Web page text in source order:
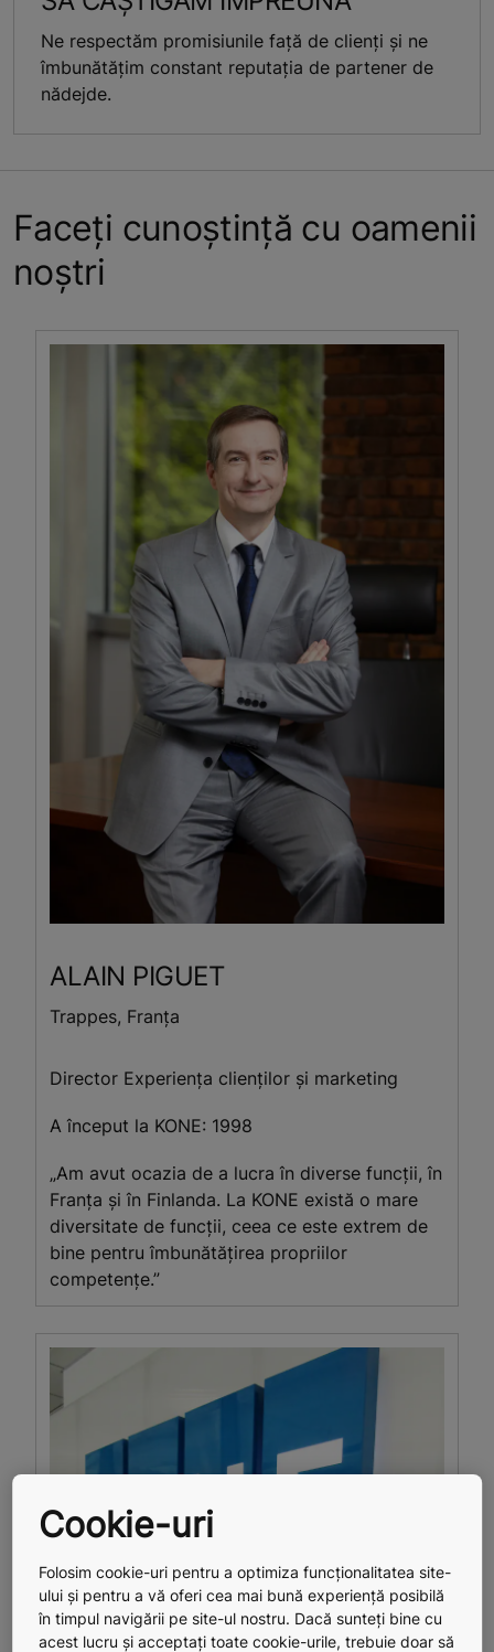
Ne respectăm promisiunile față de clienți și ne
îmbunătăţim constant reputația de partener de
nădejde.
Faceți cunoștință cu oamenii
noștri
ALAIN PIGUET
Trappes, Franța
Director Experiența clienților și marketing
A început la KONE: 1998
„Am avut ocazia de a lucra în diverse funcții, în
Franța și în Finlanda. La KONE există o mare
diversitate de funcții, ceea ce este extrem de
bine pentru îmbunătățirea propriilor
competențe.”
Cookie-uri
Folosim cookie-uri pentru a optimiza funcționalitatea site-
ului și pentru a vă oferi cea mai bună experiență posibilă
în timpul navigării pe site-ul nostru. Dacă sunteți bine cu
acest lucru și acceptați toate cookie-urile, trebuie doar să